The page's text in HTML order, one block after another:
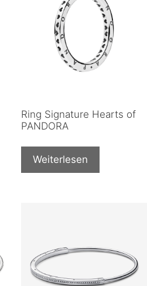
Ring Signature Hearts of
PANDORA
Weiterlesen